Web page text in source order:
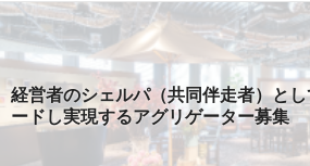
経営者のシェルパ（共同伴走者）と
ードし実現するアグリゲーター募集